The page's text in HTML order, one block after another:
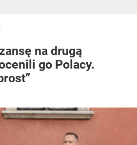
na drugą
go Polacy.